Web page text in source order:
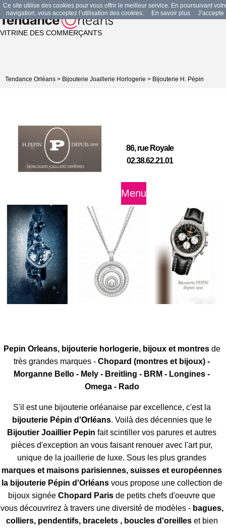
VITRINE DES COMMERÇANTS
Tendance Orléans > Bijouterie Joaillerie Horlogerie > Bijouterie H. Pépin
86, rue Royale
02.38.62.21.01
Menu
Pepin Orleans, bijouterie horlogerie, bijoux et montres de
très grandes marques - Chopard (montres et bijoux) -
Morganne Bello - Mely - Breitling - BRM - Longines -
Omega - Rado
S'il est une bijouterie orléanaise par excellence, c'est la
bijouterie Pépin d'Orléans. Voilà des décennies que le
Bijoutier Joaillier Pepin fait scintiller vos parures et autres
pièces d'exception an vous faisant renouer avec l'art pur,
unique de la joaillerie de luxe. Sous les plus grandes
marques et maisons parisiennes, suisses et européennes
la bijouterie Pépin d'Orléans vous propose une collection de
bijoux signée Chopard Paris de petits chefs d'oeuvre que
vous découvrirez à travers une diversité de modèles - bagues,
colliers, pendentifs, bracelets , boucles d'oreilles et bien
Ce site utilise des cookies pour vous offrir le meilleur service. En poursuivant
navigation, vous acceptez l’utilisation des cookies.
En savoir plus J’accepte